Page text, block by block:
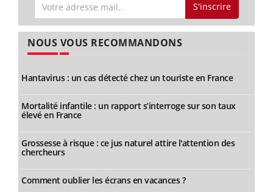
S'inscrire
NOUS VOUS RECOMMANDONS
Hantavirus : un cas détecté chez un touriste en France
Mortalité infantile : un rapport s’interroge sur son taux
élevé en France
Grossesse à risque : ce jus naturel attire l'attention des
chercheurs
Comment oublier les écrans en vacances ?